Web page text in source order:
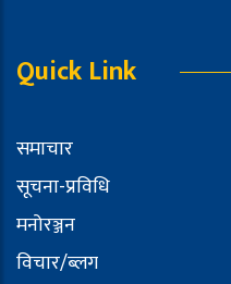
Quick Link
समाचार
सूचना-प्रविधि
मनोरञ्जन
विचार/ब्लग